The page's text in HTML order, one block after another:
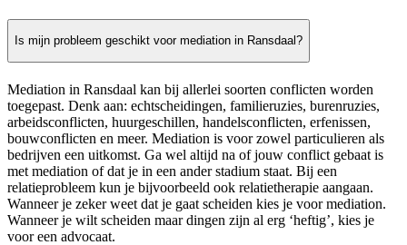
Is mijn probleem geschikt voor mediation in Ransdaal?
Mediation in Ransdaal kan bij allerlei soorten conflicten worden
toegepast. Denk aan: echtscheidingen, familieruzies, burenruzies,
arbeidsconflicten, huurgeschillen, handelsconflicten, erfenissen,
bouwconflicten en meer. Mediation is voor zowel particulieren als
bedrijven een uitkomst. Ga wel altijd na of jouw conflict gebaat is
met mediation of dat je in een ander stadium staat. Bij een
relatieprobleem kun je bijvoorbeeld ook relatietherapie aangaan.
Wanneer je zeker weet dat je gaat scheiden kies je voor mediation.
Wanneer je wilt scheiden maar dingen zijn al erg ‘heftig’, kies je
voor een advocaat.